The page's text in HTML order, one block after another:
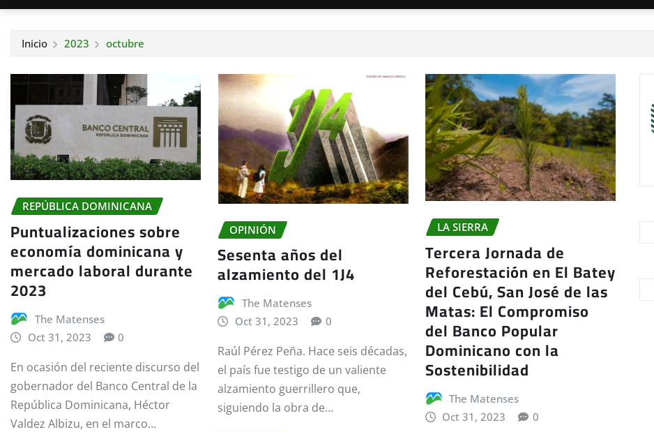
Inicio 2023 octubre
REPÚBLICA DOMINICANA
Puntualizaciones sobre
economía dominicana y
mercado laboral durante
2023
The Matenses
Oct 31, 2023
0
En ocasión del reciente discurso del
gobernador del Banco Central de la
República Dominicana, Héctor
Valdez Albizu, en el marco…
OPINIÓN
Sesenta años del
alzamiento del 1J4
The Matenses
Oct 31, 2023
0
Raúl Pérez Peña. Hace seis décadas,
el país fue testigo de un valiente
alzamiento guerrillero que,
siguiendo la obra de…
LA SIERRA
Tercera Jornada de
Reforestación en El Batey
del Cebú, San José de las
Matas: El Compromiso
del Banco Popular
Dominicano con la
Sostenibilidad
The Matenses
Oct 31, 2023
0